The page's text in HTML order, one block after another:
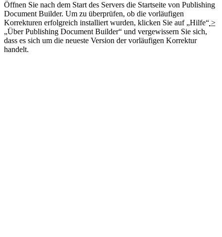
Öffnen Sie nach dem Start des Servers die Startseite von Publishing
Document Builder. Um zu überprüfen, ob die vorläufigen
Korrekturen erfolgreich installiert wurden, klicken Sie auf „Hilfe“ >
„ÜberPublishing Document Builder“ und vergewissern Sie sich,
dass es sich um die neueste Version der vorläufigen Korrektur
handelt.